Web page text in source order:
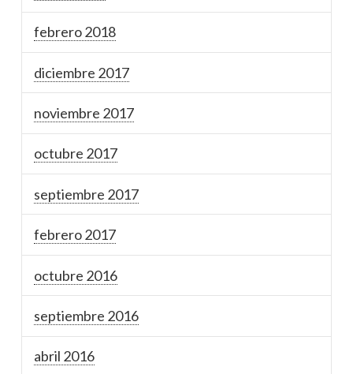
febrero 2018
diciembre 2017
noviembre 2017
octubre 2017
septiembre 2017
febrero 2017
octubre 2016
septiembre 2016
abril 2016